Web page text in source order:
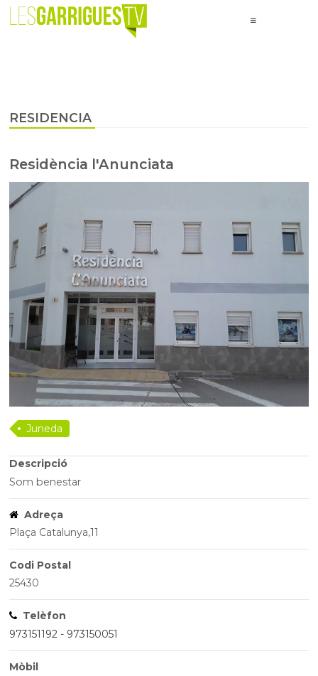
RESIDENCIA
Residència l'Anunciata
Juneda
Descripció
Som benestar
Adreça
Plaça Catalunya,11
Codi Postal
25430
Telèfon
973151192 - 973150051
Mòbil